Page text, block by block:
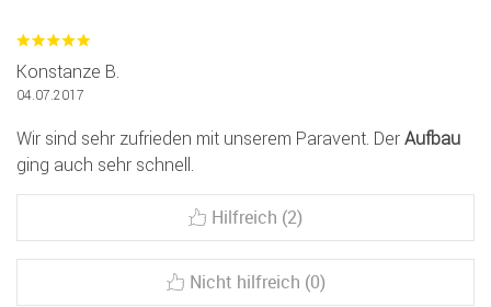
Konstanze B.
04.07.2017
Wir sind sehr zufrieden mit unserem Paravent. Der Aufbau
ging auch sehr schnell.
Hilfreich (2)
Nicht hilfreich (0)